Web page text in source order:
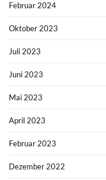
Februar 2024
Oktober 2023
Juli 2023
Juni 2023
Mai 2023
April 2023
Februar 2023
Dezember 2022